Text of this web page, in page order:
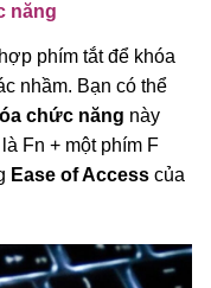
năng
phím tắt để khóa
nhầm. Bạn có thể
chức năng này
Fn + một phím F
Ease of Access của